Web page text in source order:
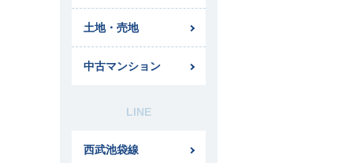
土地・売地
中古マンション
LINE
西武池袋線